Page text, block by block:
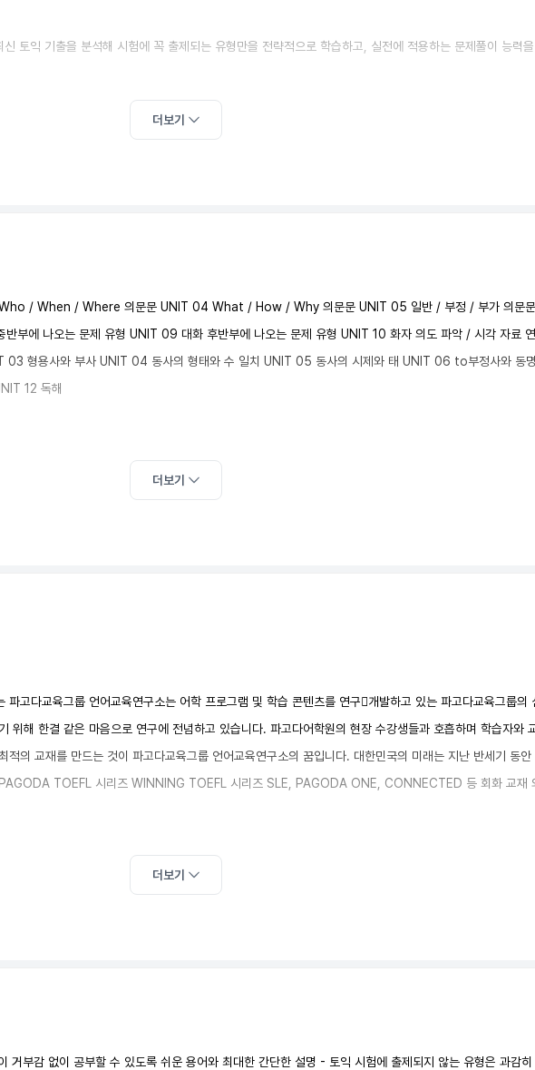
토익 기출을 분석해 시험에 꼭 출제되는 유형만을 전략적으로 학습하고, 실전에 적용하는 문제풀이 능력
더보기
/ When / Where 의문문 UNIT 04 What / How / Why 의문문 UNIT 05 일반 / 부정 / 부가 의문문
부에 나오는 문제 유형 UNIT 09 대화 후반부에 나오는 문제 유형 UNIT 10 화자 의도 파악 / 시각 자료
형용사와 부사 UNIT 04 동사의 형태와 수 일치 UNIT 05 동사의 시제와 태 UNIT 06 to부정사와
12 독해
더보기
고다교육그룹 언어교육연구소는 어학 프로그램 및 학습 콘텐츠를 연구개발하고 있는 파고다교육그룹
위해 한결 같은 마음으로 연구에 전념하고 있습니다. 파고다어학원의 현장 수강생들과 호흡하며 학습자와
의 교재를 만드는 것이 파고다교육그룹 언어교육연구소의 꿈입니다. 대한민국의 미래는 지난 반세기 동
PAGODA TOEFL 시리즈 WINNING TOEFL 시리즈 SLE, PAGODA ONE, CONNECTED 등 회화 교재
더보기
부감 없이 공부할 수 있도록 쉬운 용어와 최대한 간단한 설명 - 토익 시험에 출제되지 않는 유형은 과감